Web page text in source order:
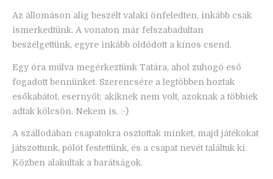
Az állomáson alig beszélt valaki önfeledten, inkább csak
ismerkedtünk. A vonaton már felszabadultan
beszélgettünk, egyre inkább oldódott a kínos csend.
Egy óra múlva megérkeztünk Tatára, ahol zuhogó eső
fogadott bennünket. Szerencsére a legtöbben hoztak
esőkabátot, esernyőt; akiknek nem volt, azoknak a többiek
adtak kölcsön. Nekem is. :-)
A szállodában csapatokra osztottak minket, majd játékokat
játszottunk, pólót festettünk, és a csapat nevét találtuk ki.
Közben alakultak a barátságok.